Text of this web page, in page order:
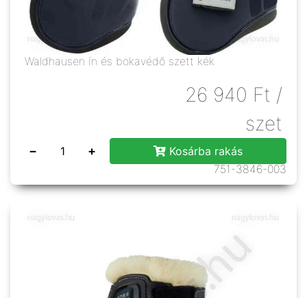
Waldhausen ín és bokavédő szett kék
26 940 Ft /
szet
− +
Kosárba rakás
751-3846-003